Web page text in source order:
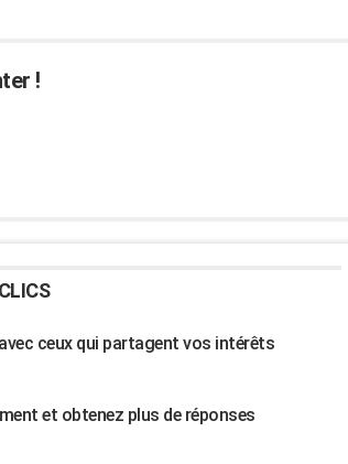
!
ceux qui partagent vos intérêts
et obtenez plus de réponses